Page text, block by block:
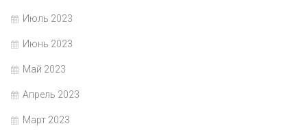
Июль 2023
Июнь 2023
Май 2023
Апрель 2023
Март 2023